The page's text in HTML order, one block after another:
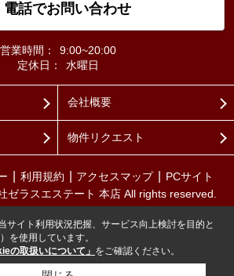
電話でお問い合わせ
営業時間：
9:00~20:00
定休日：
水曜日
会社概要
物件リクエスト
利用規約 アクセスマップ
PCサイト
ゼラスエステート 本店 All rights reserved.
サイト利用状況把握、サービス向上検討を目的と
を使用しています。
の取扱いについて」 をご確認ください。